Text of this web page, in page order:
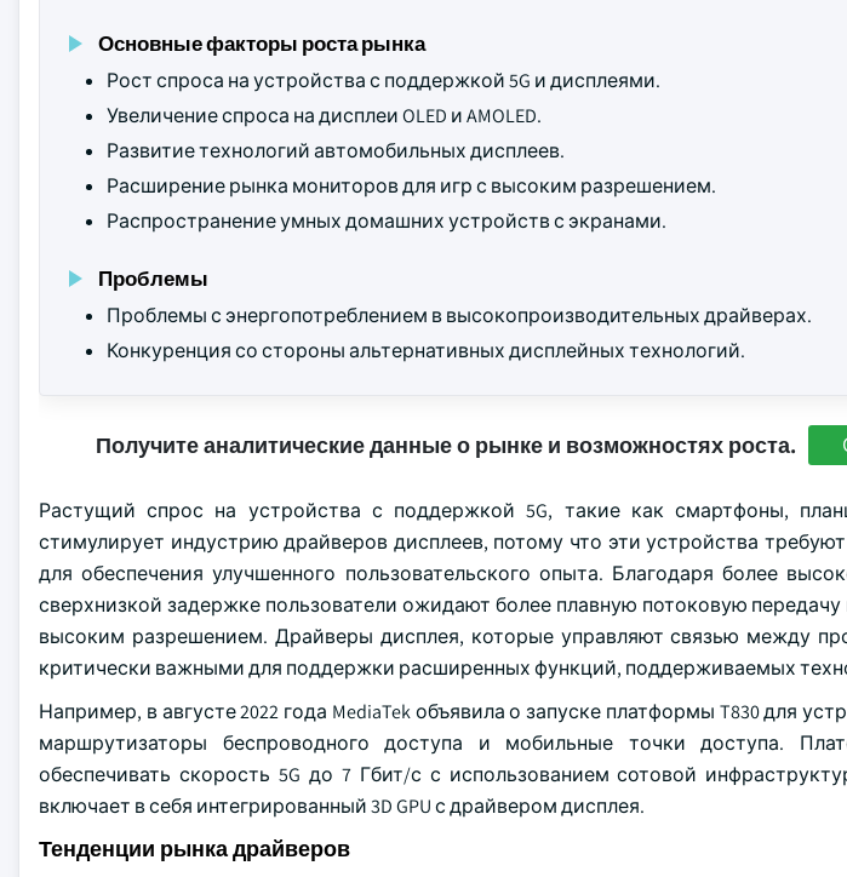
Основные факторы роста рынка
Рост спроса на устройства с поддержкой 5G и дисплеями.
Увеличение спроса на дисплеи OLED и AMOLED.
Развитие технологий автомобильных дисплеев.
Расширение рынка мониторов для игр с высоким разрешением.
Распространение умных домашних устройств с экранами.
Проблемы
Проблемы с энергопотреблением в высокопроизводительных драйверах.
Конкуренция со стороны альтернативных дисплейных технологий.
Получите аналитические данные о рынке и возможностях роста.
Растущий спрос на устройства с поддержкой 5G, такие как смартфоны,
стимулирует индустрию драйверов дисплеев, потому что эти устройства
для обеспечения улучшенного пользовательского опыта. Благодаря более
сверхнизкой задержке пользователи ожидают более плавную потоковую
высоким разрешением. Драйверы дисплея, которые управляют связью между
критически важными для поддержки расширенных функций, поддерживаемых
Например, в августе 2022 года MediaTek объявила о запуске платформы T830 для
маршрутизаторы беспроводного доступа и мобильные точки доступа.
обеспечивать скорость 5G до 7 Гбит/с с использованием сотовой
включает в себя интегрированный 3D GPU с драйвером дисплея.
Тенденции рынка драйверов